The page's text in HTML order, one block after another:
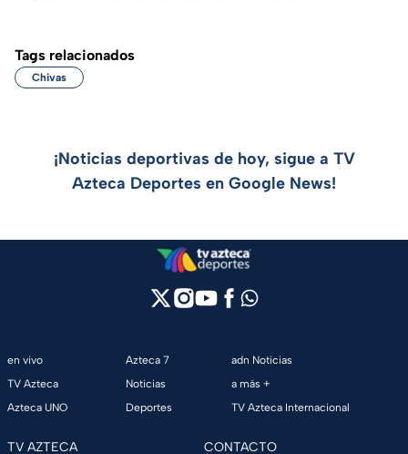
Tags relacionados
Chivas
¡Noticias deportivas de hoy, sigue a TV
Azteca Deportes en Google News!
en vivo
TV Azteca
Azteca UNO
Azteca 7
Noticias
Deportes
adn Noticias
a más +
TV Azteca Internacional
TV AZTECA CONTACTO